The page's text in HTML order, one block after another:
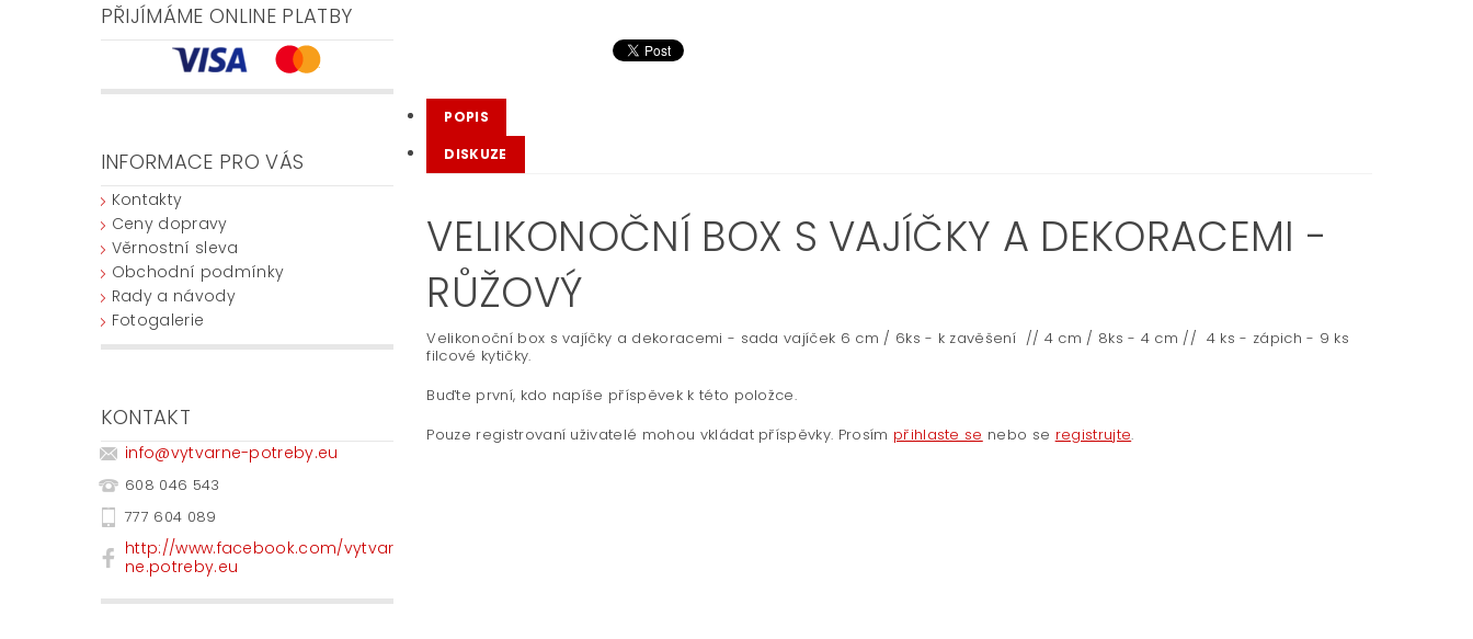
PŘIJÍMÁME ONLINE PLATBY
INFORMACE PRO VÁS
Kontakty
Ceny dopravy
Věrnostní sleva
Obchodní podmínky
Rady a návody
Fotogalerie
KONTAKT
info@vytvarne-potreby.eu
608 046 543
777 604 089
http://www.facebook.com/vytvar
ne.potreby.eu
POPIS
DISKUZE
VELIKONOČNÍ BOX S VAJÍČKY A DEKORACEMI -
RŮŽOVÝ
Velikonoční box s vajíčky a dekoracemi - sada vajíček 6 cm / 6ks - k zavěšení // 4 cm / 8ks - 4 cm // 4 ks - zápich - 9 ks
filcové kytičky.
Buďte první, kdo napíše příspěvek k této položce.
Pouze registrovaní uživatelé mohou vkládat příspěvky. Prosím přihlaste se nebo se registrujte.